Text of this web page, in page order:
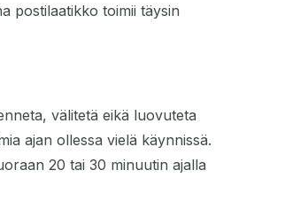
postilaatikko toimii täysin
välitetä eikä luovuteta
ajan ollessa vielä käynnissä.
20 tai 30 minuutin ajalla